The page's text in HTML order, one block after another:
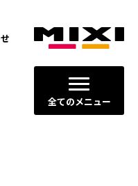
全てのメニュー